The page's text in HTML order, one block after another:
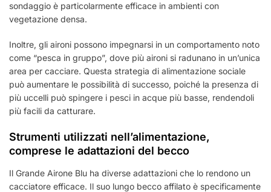
sondaggio è particolarmente efficace in ambienti con
vegetazione densa.
Inoltre, gli aironi possono impegnarsi in un comportamento noto
come “pesca in gruppo”, dove più aironi si radunano in un’unica
area per cacciare. Questa strategia di alimentazione sociale
può aumentare le possibilità di successo, poiché la presenza di
più uccelli può spingere i pesci in acque più basse, rendendoli
più facili da catturare.
Strumenti utilizzati nell’alimentazione,
comprese le adattazioni del becco
Il Grande Airone Blu ha diverse adattazioni che lo rendono un
cacciatore efficace. Il suo lungo becco affilato è specificamente